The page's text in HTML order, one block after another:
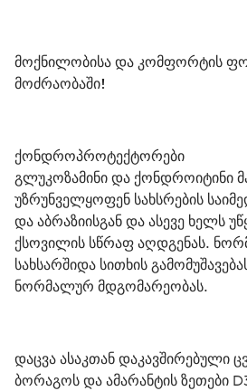
მოქნილობისა და კომფორტის
მოძრაობაში!
ქონდროპროტექტორები
გლუკოზამინი და ქონდროიტინი
უზრუნველყოფენ სახსრების
და აბრაზიისგან და ასევე ხელს
ქსოვილის სწრაფ აღდგენას.
სახსარშიდა სითხის
ნორმალურ მდგომარეობას.
დაცვა ასაკთან დაკავშირებული
ბორაგოს და ამარანტის ზეთები